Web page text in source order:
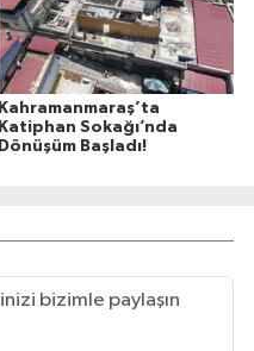
Kahramanmaraş’ta
Katiphan Sokağı’nda
Dönüşüm Başladı!